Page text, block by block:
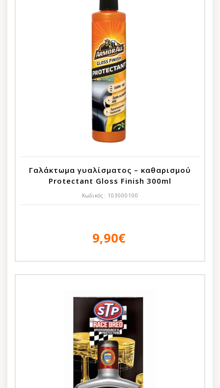
Γαλάκτωμα γυαλίσματος – καθαρισμού
Protectant Gloss Finish 300ml
Κωδικός: 103000100
9,90€